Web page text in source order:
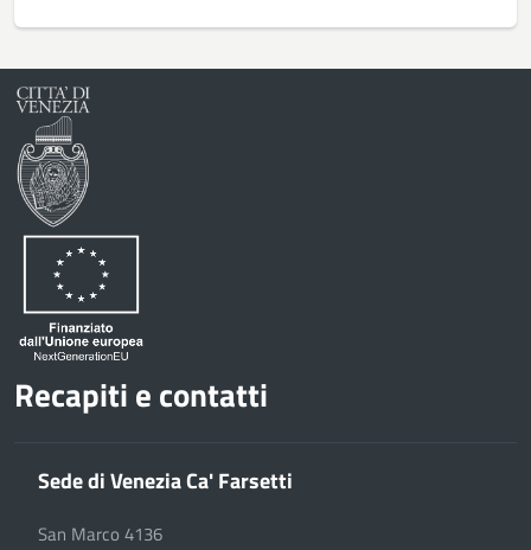
Recapiti e contatti
Sede di Venezia Ca' Farsetti
San Marco 4136